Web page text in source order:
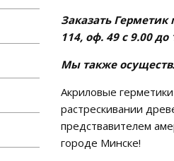
Заказать
114, оф. 49 с 9.00
Мы также
Акриловые
растрескивании
предствавителем
городе Минске!